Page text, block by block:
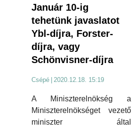
Január 10-ig
tehetünk javaslatot
Ybl-díjra, Forster-
díjra, vagy
Schönvisner-díjra
Csépé 2020.12.18. 15:19
A Miniszterelnökség a
Miniszterelnökséget vezető
miniszter által